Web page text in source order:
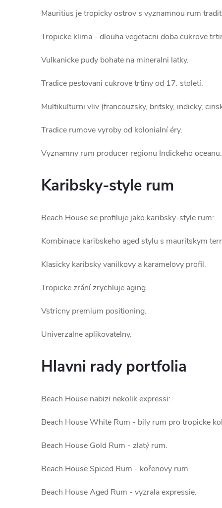
Mauritius je tropicky ostrov s vyznamnou rum
Tropicke klima - dlouha vegetacni doba cukrove
Vulkanicke pudy bohate na mineralni latky.
Tradice pestovani cukrove trtiny od 17. století.
Multikulturni vliv (francouzsky, britsky, indicky,
Tradice rumove vyroby od kolonialní éry.
Vyznamny rum producer regionu Indickeho oceanu.
Karibsky-style rum
Beach House se profiluje jako karibsky-style rum:
Kombinace karibskeho aged stylu s mauritskym
Klasicky karibsky vanilkovy a karamelovy profil.
Tropicke zrání zrychluje aging.
Vstricny premium positioning.
Univerzalne aplikovatelny.
Hlavni rady portfolia
Beach House nabizi nekolik expressi:
Beach House White Rum - bily rum pro tropicke
Beach House Gold Rum - zlatý rum.
Beach House Spiced Rum - kořenovy rum.
Beach House Aged Rum - vyzrala expressie.